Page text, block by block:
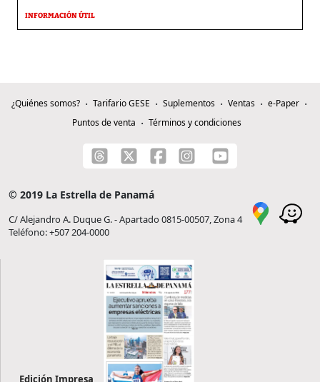
INFORMACIÓN ÚTIL
¿Quiénes somos? Tarifario GESE Suplementos Ventas
e-Paper
Puntos de venta
Términos y condiciones
© 2019 La Estrella de Panamá
C/ Alejandro A. Duque G. - Apartado 0815-00507, Zona 4
Teléfono: +507 204-0000
Edición Impresa